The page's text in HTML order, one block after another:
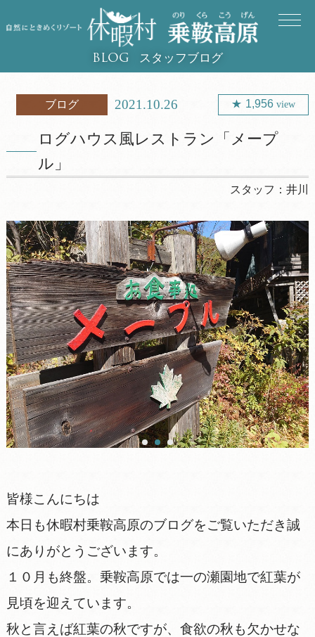
BLOG スタッフブログ
ブログ 2021.10.26 1,956view
ログハウス風レストラン「メープ
ル」
スタッフ：井川
皆様こんにちは
本日も休暇村乗鞍高原のブログをご覧いただき誠
にありがとうございます。
１０月も終盤。乗鞍高原では一の瀬園地で紅葉が
見頃を迎えています。
秋と言えば紅葉の秋ですが、食欲の秋も欠かせな